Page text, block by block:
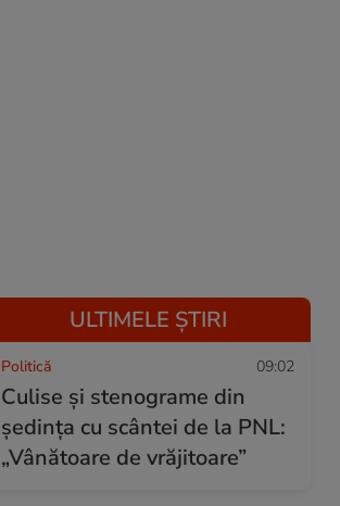
ULTIMELE ȘTIRI
Politică 09:02
Culise și stenograme din
ședința cu scântei de la PNL:
„Vânătoare de vrăjitoare”